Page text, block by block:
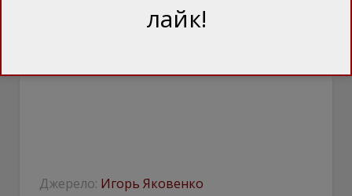
Джерело: Игорь Яковенко
лайк!